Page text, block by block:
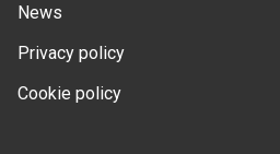
News
Privacy policy
Cookie policy